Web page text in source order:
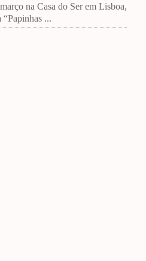
na Casa do Ser em Lisboa,
...